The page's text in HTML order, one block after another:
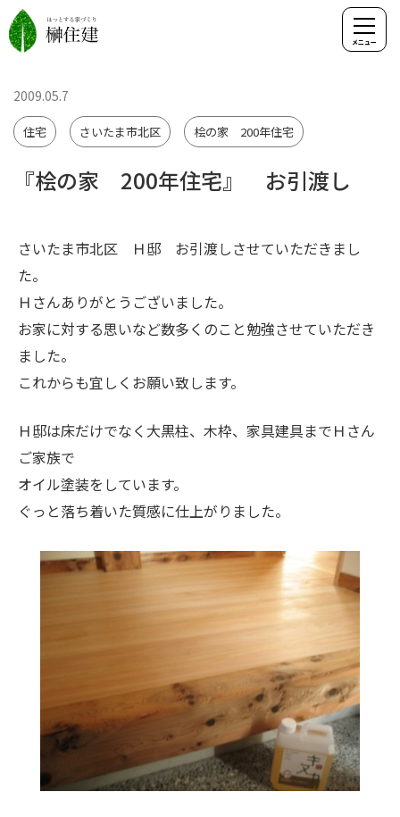
『桧の家 200年住宅』 お引渡し
2009.05.7
住宅 さいたま市北区 桧の家 200年住宅
さいたま市北区 Ｈ邸 お引渡しさせていただきまし
た。
Ｈさんありがとうございました。
お家に対する思いなど数多くのこと勉強させていただき
ました。
これからも宜しくお願い致します。
Ｈ邸は床だけでなく大黒柱、木枠、家具建具までＨさん
ご家族で
オイル塗装をしています。
ぐっと落ち着いた質感に仕上がりました。